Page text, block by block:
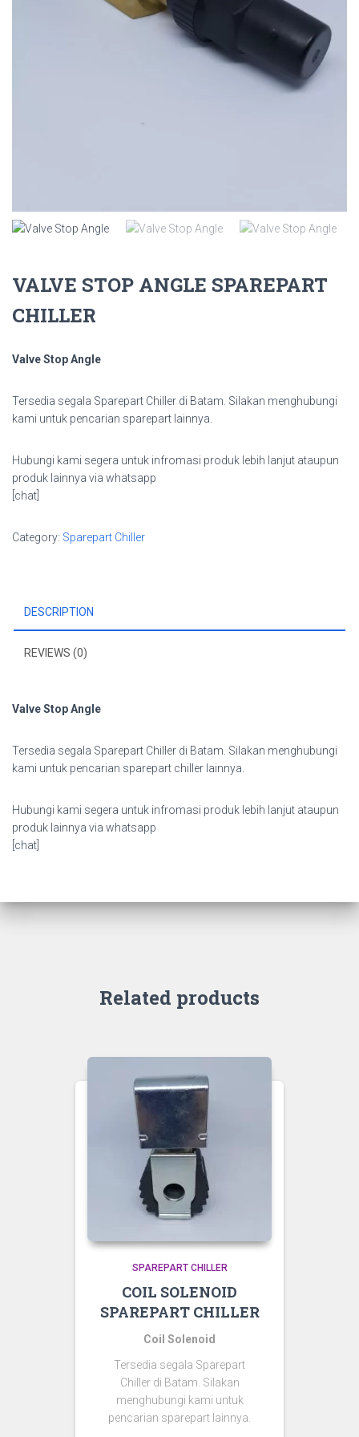
VALVE STOP ANGLE SPAREPART
CHILLER
Valve Stop Angle
Tersedia segala Sparepart Chiller di Batam. Silakan menghubungi
kami untuk pencarian sparepart lainnya.
Hubungi kami segera untuk infromasi produk lebih lanjut ataupun
produk lainnya via whatsapp
[chat]
Category: Sparepart Chiller
DESCRIPTION
REVIEWS (0)
Valve Stop Angle
Tersedia segala Sparepart Chiller di Batam. Silakan menghubungi
kami untuk pencarian sparepart chiller lainnya.
Hubungi kami segera untuk infromasi produk lebih lanjut ataupun
produk lainnya via whatsapp
[chat]
Related products
SPAREPART CHILLER
COIL SOLENOID
SPAREPART CHILLER
Coil Solenoid
Tersedia segala Sparepart
Chiller di Batam. Silakan
menghubungi kami untuk
pencarian sparepart lainnya.